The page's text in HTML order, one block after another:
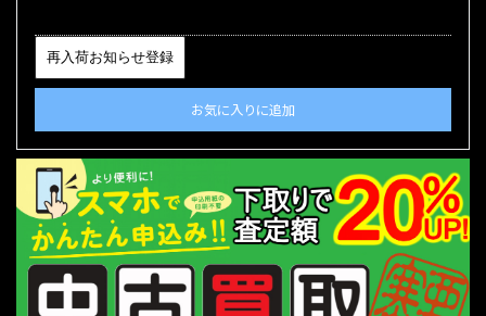
再入荷お知らせ登録
お気に入りに追加